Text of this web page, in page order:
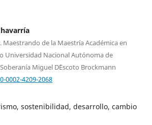
de la Maestría Académica en
Universidad Nacional Autónoma de
Miguel D`Escoto Brockmann
4209-2068
sostenibilidad, desarrollo, cambio